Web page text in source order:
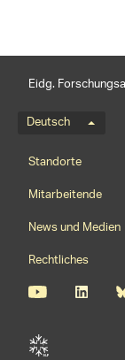
Eidg.
Deutsch
Standorte
Mitarbeitende
News und Medien
Rechtliches